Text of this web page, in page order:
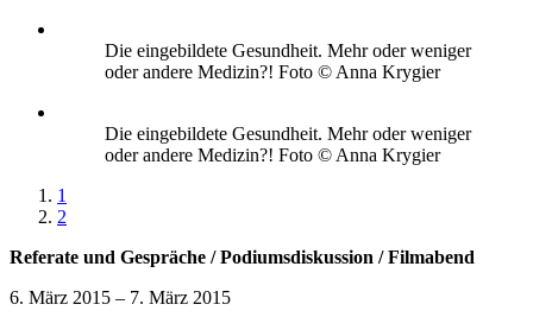
Die eingebildete Gesundheit. Mehr oder weniger
oder andere Medizin?! Foto © Anna Krygier
Die eingebildete Gesundheit. Mehr oder weniger
oder andere Medizin?! Foto © Anna Krygier
1
2
Referate und Gespräche / Podiumsdiskussion / Filmabend
6. März 2015 – 7. März 2015